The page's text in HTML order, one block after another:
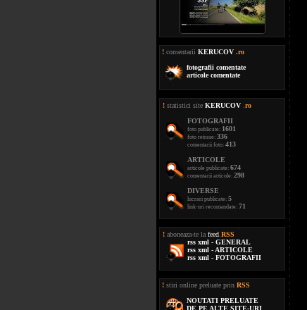
! comentarii KERUCOV .ro
fotografii comentate
articole comentate
! statistici site KERUCOV ro
FOTOGRAFII
foto publicate: 1601
foto retrase: 336
comentarii foto: 413
ARTICOLE
articole publicate: 674
comentarii articole: 298
DIVERSE
lucrari publicate: 5
link-uri recomandate: 71
! aboneaza-te la feed RSS
rss xml - GENERAL
rss xml - ARTICOLE
rss xml - FOTOGRAFII
! stiri online preluate prin RSS
NOUTATI PRELUATE
DE PE ALTE SITE-URI